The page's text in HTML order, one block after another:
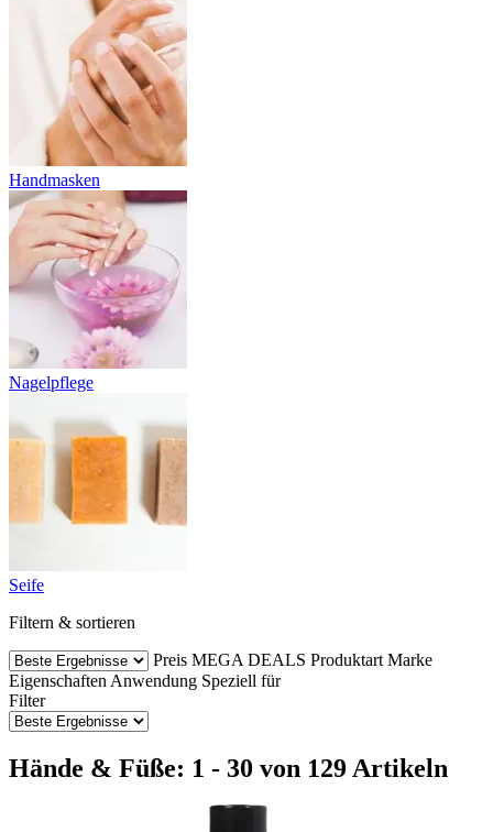
Handmasken
Nagelpflege
Seife
Filtern & sortieren
Preis MEGA DEALS Produktart Marke
Eigenschaften Anwendung Speziell für
Filter
Hände & Füße: 1 - 30 von 129 Artikeln